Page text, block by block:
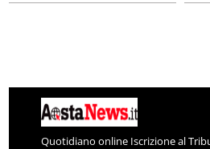
Quotidiano online Iscrizione al